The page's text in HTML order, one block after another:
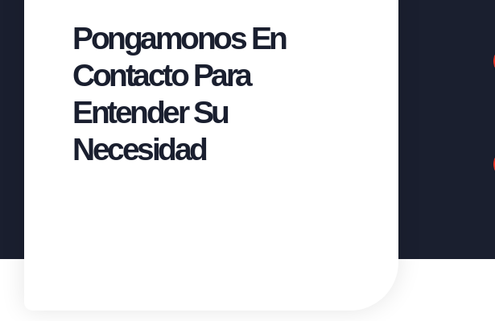
Pongamonos En
Contacto Para
Entender Su
Necesidad